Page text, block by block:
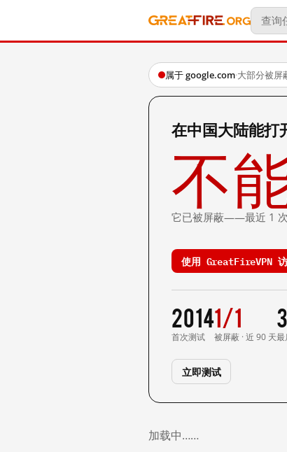
属于 google.com·大部分被屏
在中国大陆能
不能
它已被屏蔽——最近 1 次
使用 GreatFireVPN
2014
首次测试
1/1
被屏蔽 · 近 90 天
立即测试
加载中……